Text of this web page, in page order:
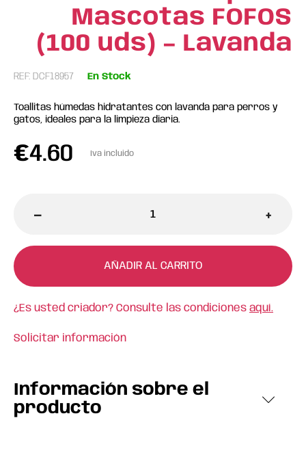
Mascotas FOFOS
(100 uds) – Lavanda
REF: DCF18957 En Stock
Toallitas húmedas hidratantes con lavanda para perros y
gatos, ideales para la limpieza diaria.
€4.60 Iva incluido
- +
AÑADIR AL CARRITO
¿Es usted criador? Consulte las condiciones aquí.
Solicitar información
Información sobre el
producto